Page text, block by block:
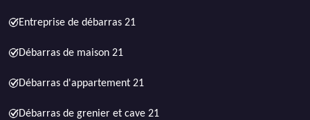
Entreprise de débarras 21
Débarras de maison 21
Débarras d'appartement 21
Débarras de grenier et cave 21